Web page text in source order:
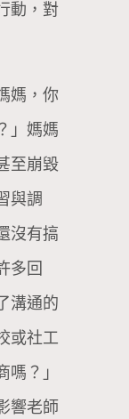
動，對
媽，你
」媽媽
至崩毀
與調
沒有搞
多回
溝通的
或社工
？」
響老師